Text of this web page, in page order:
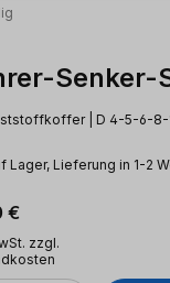
Senker-
| D 4-5-6-8-
Lager, Lieferung in 1-2
Preis:
€
zzgl.